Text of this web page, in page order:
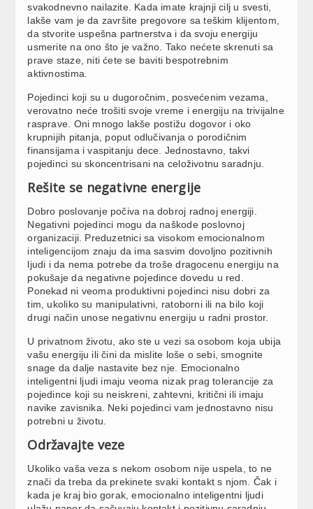
svakodnevno nailazite. Kada imate krajnji cilj u svesti,
lakše vam je da završite pregovore sa teškim klijentom,
da stvorite uspešna partnerstva i da svoju energiju
usmerite na ono što je važno. Tako nećete skrenuti sa
prave staze, niti ćete se baviti bespotrebnim
aktivnostima.
Pojedinci koji su u dugoročnim, posvećenim vezama,
verovatno neće trošiti svoje vreme i energiju na trivijalne
rasprave. Oni mnogo lakše postižu dogovor i oko
krupnijih pitanja, poput odlučivanja o porodičnim
finansijama i vaspitanju dece. Jednostavno, takvi
pojedinci su skoncentrisani na celoživotnu saradnju.
Rešite se negativne energije
Dobro poslovanje počiva na dobroj radnoj energiji.
Negativni pojedinci mogu da naškode poslovnoj
organizaciji. Preduzetnici sa visokom emocionalnom
inteligencijom znaju da ima sasvim dovoljno pozitivnih
ljudi i da nema potrebe da troše dragocenu energiju na
pokušaje da negativne pojedince dovedu u red.
Ponekad ni veoma produktivni pojedinci nisu dobri za
tim, ukoliko su manipulativni, ratoborni ili na bilo koji
drugi način unose negativnu energiju u radni prostor.
U privatnom životu, ako ste u vezi sa osobom koja ubija
vašu energiju ili čini da mislite loše o sebi, smognite
snage da dalje nastavite bez nje. Emocionalno
inteligentni ljudi imaju veoma nizak prag tolerancije za
pojedince koji su neiskreni, zahtevni, kritični ili imaju
navike zavisnika. Neki pojedinci vam jednostavno nisu
potrebni u životu.
Održavajte veze
Ukoliko vaša veza s nekom osobom nije uspela, to ne
znači da treba da prekinete svaki kontakt s njom. Čak i
kada je kraj bio gorak, emocionalno inteligentni ljudi